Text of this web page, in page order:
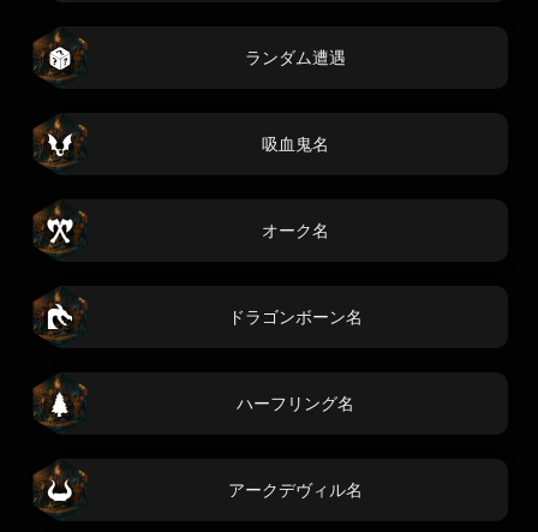
ランダム遭遇
吸血鬼名
オーク名
ドラゴンボーン名
ハーフリング名
アークデヴィル名